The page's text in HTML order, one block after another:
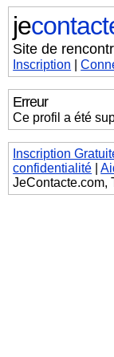
je
Site de
Inscription |
Erreur
Ce profil a été
Inscription
confidentialité |
JeContacte.com,